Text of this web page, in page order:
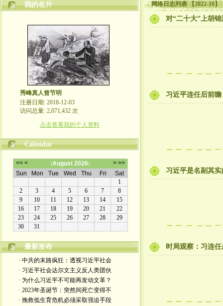
我的名片
秀峰真人曾节明
注册日期: 2018-12-03
访问总量: 2,071,432 次
点击查看我的个人资料
Calendar
最新发布
· 中共的末路疯狂：透视习近平社会
· 习近平社会达尔文主义反人类团伙
· 为什么习近平不可能再发动文革？
· 2023年圣诞节：突然间死亡变得不
· 挽救低生育危机必须采取强迫手段
网络日志列表 【2022-10】
对“二十大”上胡
习近平连任后前
习近平是名副其
时局观察：习连